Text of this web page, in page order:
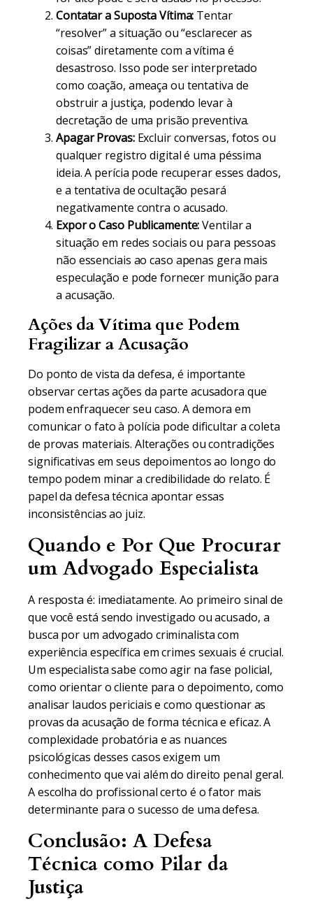
Contatar a Suposta Vítima: Tentar
“resolver” a situação ou “esclarecer as
coisas” diretamente com a vítima é
desastroso. Isso pode ser interpretado
como coação, ameaça ou tentativa de
obstruir a justiça, podendo levar à
decretação de uma prisão preventiva.
Apagar Provas:Excluir conversas, fotos ou
qualquer registro digital é uma péssima
ideia. A perícia pode recuperar esses dados,
e a tentativa de ocultação pesará
negativamente contra o acusado.
Expor o Caso Publicamente:Ventilar a
situação em redes sociais ou para pessoas
não essenciais ao caso apenas gera mais
especulação e pode fornecer munição para
a acusação.
Ações da Vítima que Podem
Fragilizar a Acusação
Do ponto de vista da defesa, é importante
observar certas ações da parte acusadora que
podem enfraquecer seu caso. A demora em
comunicar o fato à polícia pode dificultar a coleta
de provas materiais. Alterações ou contradições
significativas em seus depoimentos ao longo do
tempo podem minar a credibilidade do relato. É
papel da defesa técnica apontar essas
inconsistências ao juiz.
Quando e Por Que Procurar
um Advogado Especialista
A resposta é: imediatamente. Ao primeiro sinal de
que você está sendo investigado ou acusado, a
busca por um advogado criminalista com
experiência específica em crimes sexuais é crucial.
Um especialista sabe como agir na fase policial,
como orientar o cliente para o depoimento, como
analisar laudos periciais e como questionar as
provas da acusação de forma técnica e eficaz. A
complexidade probatória e as nuances
psicológicas desses casos exigem um
conhecimento que vai além do direito penal geral.
A escolha do profissional certo é o fator mais
determinante para o sucesso de uma defesa.
Conclusão: A Defesa
Técnica como Pilar da
Justiça